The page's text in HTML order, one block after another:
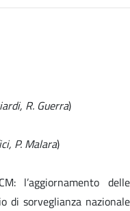
R. Guerra)
P. Malara)
l’aggiornamento delle
sorveglianza nazionale